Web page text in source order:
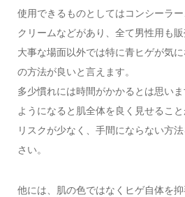
使用できるものとしてはコンシーラ
クリームなどがあり、全て男性用も販
大事な場面以外では特に青ヒゲが気
の方法が良いと言えます。
多少慣れには時間がかかるとは思い
ようになると肌全体を良く見せること
リスクが少なく、手間にならない方
さい。
他には、肌の色ではなくヒゲ自体を